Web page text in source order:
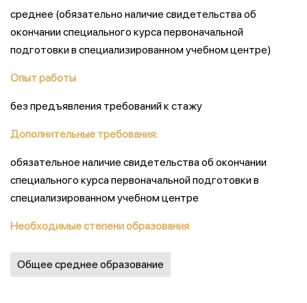
среднее (обязательно наличие свидетельства об
окончании специального курса первоначальной
подготовки в специализированном учебном центре)
Опыт работы
без предъявления требований к стажу
Дополнительные требования:
обязательное наличие свидетельства об окончании
специального курса первоначальной подготовки в
специализированном учебном центре
Необходимые степени образования
Общее среднее образование